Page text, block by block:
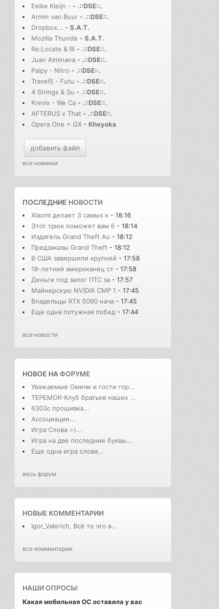
Eelke Kleijn - - .::DSE::.
Armin van Buur - .::DSE::.
Dropbox... - S.A.T.
Mozilla Thunde - S.A.T.
Re:Locate & Ri - .::DSE::.
Juan Alminana - .::DSE::.
Paipy - Nitro - .::DSE::.
Travel5 - Futu - .::DSE::.
4 Strings & Su - .::DSE::.
Krevix - We Ca - .::DSE::.
AFTERUS x That - .::DSE::.
Opera One + GX - Kheyoka
добавить файл
все новинки
ПОСЛЕДНИЕ НОВОСТИ
Xiaomi делает 3 самых к - 18:16
Этот трюк поможет вам б - 18:14
Издатель Grand Theft Au - 18:12
Предзаказы Grand Theft - 18:12
В США завершили крупней - 17:58
18-летний американец ст - 17:58
Деньги под залог ПТС за - 17:57
Майнерскую NVIDIA CMP 1 - 17:45
Владельцы RTX 5090 нача - 17:45
Еще одна потужная побед - 17:44
все новости
НОВОЕ НАФОРУМЕ
Уважаемые Омичи и гости гор...
ТЕРЕМОК-Клуб братьев наших ...
6303с прошивка...
Ассоциации...
Игра Слова =)...
Игра на две последние буквы...
Еще одна игра слова...
весь форум
НОВЫЕ КОММЕНТАРИИ
Igor_Valerich, Всё то что в...
все комментарии
НАШИ ОПРОСЫ:
Какая мобильная ОС оставила у вас